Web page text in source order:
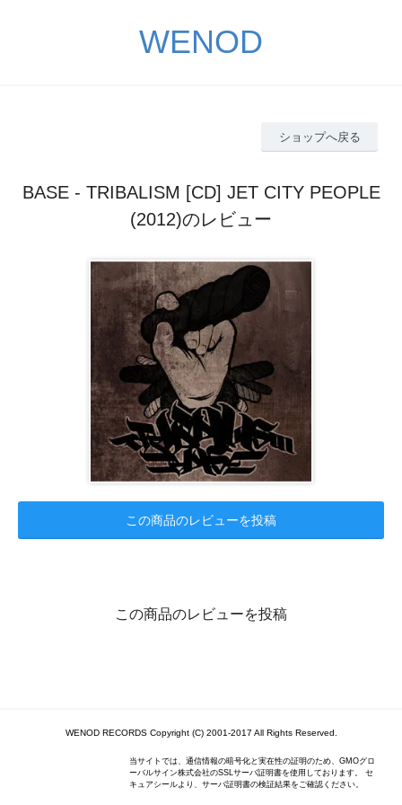
WENOD
ショップへ戻る
BASE - TRIBALISM [CD] JET CITY PEOPLE
(2012)のレビュー
この商品のレビューを投稿
この商品のレビューを投稿
WENOD RECORDS Copyright (C) 2001-2017 All Rights Reserved.
当サイトでは、通信情報の暗号化と実在性の証明のため、GMOグロ
ーバルサイン株式会社のSSLサーバ証明書を使用しております。 セ
キュアシールより、サーバ証明書の検証結果をご確認ください。